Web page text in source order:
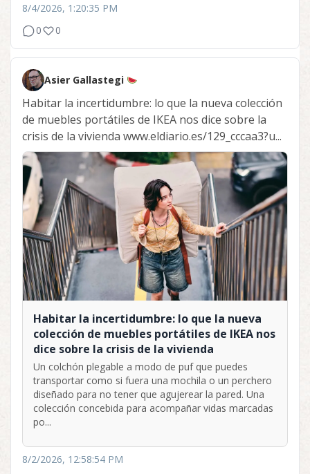
8/4/2026, 1:20:35 PM
0
0
Asier Gallastegi
Habitar la incertidumbre: lo que la nueva colección
de muebles portátiles de IKEA nos dice sobre la
crisis de la vivienda www.eldiario.es/129_cccaa3?u...
Habitar la incertidumbre: lo que la nueva
colección de muebles portátiles de IKEA nos
dice sobre la crisis de la vivienda
Un colchón plegable a modo de puf que puedes
transportar como si fuera una mochila o un perchero
diseñado para no tener que agujerear la pared. Una
colección concebida para acompañar vidas marcadas
po...
8/2/2026, 12:58:54 PM